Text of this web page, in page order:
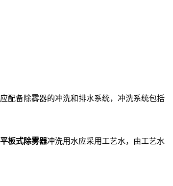
配备除雾器的冲洗和排水系统，冲洗系统包括
板式除雾器冲洗用水应采用工艺水，由工艺水